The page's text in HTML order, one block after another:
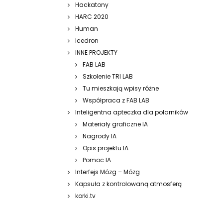
Hackatony
HARC 2020
Human
Icedron
INNE PROJEKTY
FAB LAB
Szkolenie TRI LAB
Tu mieszkają wpisy różne
Współpraca z FAB LAB
Inteligentna apteczka dla polarników
Materiały graficzne IA
Nagrody IA
Opis projektu IA
Pomoc IA
Interfejs Mózg – Mózg
Kapsuła z kontrolowaną atmosferą
korki.tv